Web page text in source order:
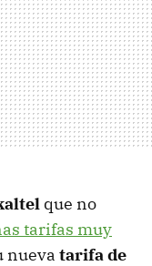
que no
tarifas muy
nueva tarifa de